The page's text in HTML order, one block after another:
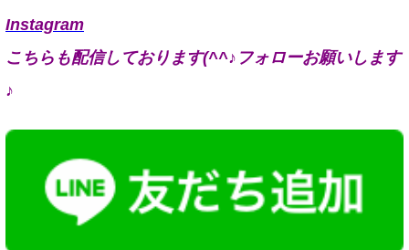
Instagram
こちらも配信しております(^^♪フォローお願いします
♪